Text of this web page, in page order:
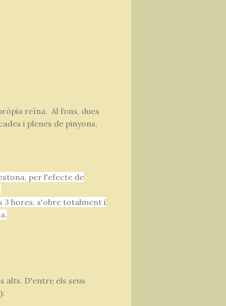
reïna. Al fons, dues
i plenes de pinyons,
per l'efecte de
3 hores, s'obre totalment i
alts. D'entre els seus